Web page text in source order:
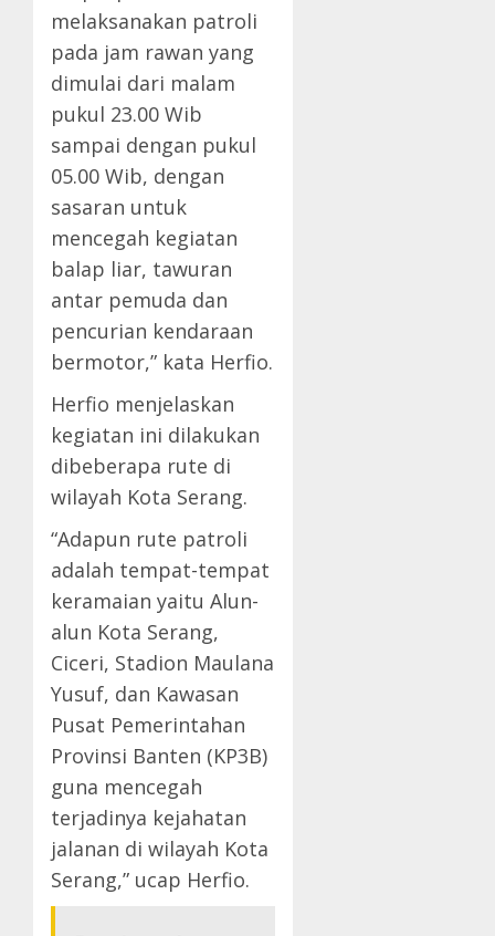
melaksanakan patroli
pada jam rawan yang
dimulai dari malam
pukul 23.00 Wib
sampai dengan pukul
05.00 Wib, dengan
sasaran untuk
mencegah kegiatan
balap liar, tawuran
antar pemuda dan
pencurian kendaraan
bermotor,” kata Herfio.
Herfio menjelaskan
kegiatan ini dilakukan
dibeberapa rute di
wilayah Kota Serang.
“Adapun rute patroli
adalah tempat-tempat
keramaian yaitu Alun-
alun Kota Serang,
Ciceri, Stadion Maulana
Yusuf, dan Kawasan
Pusat Pemerintahan
Provinsi Banten (KP3B)
guna mencegah
terjadinya kejahatan
jalanan di wilayah Kota
Serang,” ucap Herfio.